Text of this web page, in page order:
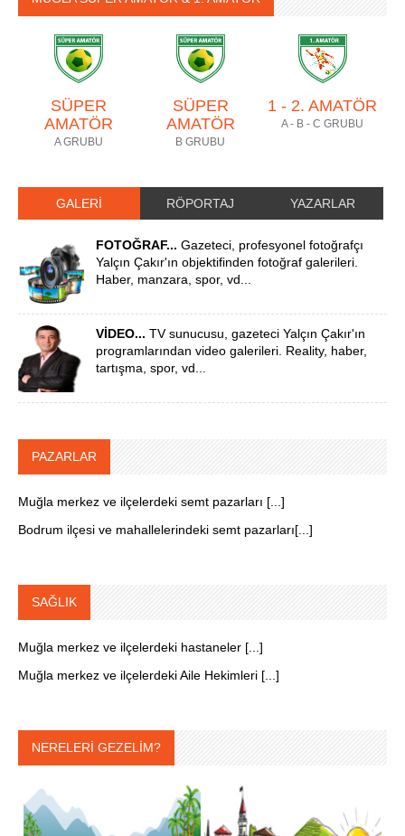
SÜPER
AMATÖR
A GRUBU
SÜPER
AMATÖR
B GRUBU
1 - 2. AMATÖR
A - B - C GRUBU
GALERİ RÖPORTAJ YAZARLAR
FOTOĞRAF... Gazeteci, profesyonel fotoğrafçı
Yalçın Çakır'ın objektifinden fotoğraf galerileri.
Haber, manzara, spor, vd...
VİDEO... TV sunucusu, gazeteci Yalçın Çakır'ın
programlarından video galerileri. Reality, haber,
tartışma, spor, vd...
PAZARLAR
Muğla merkez ve ilçelerdeki semt pazarları [...]
Bodrum ilçesi ve mahallelerindeki semt pazarları[...]
SAĞLIK
Muğla merkez ve ilçelerdeki hastaneler [...]
Muğla merkez ve ilçelerdeki Aile Hekimleri [...]
NERELERİ GEZELİM?